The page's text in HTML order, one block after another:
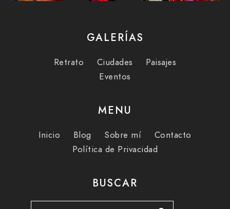
GALERÍAS
Retrato Ciudades
Paisajes
Eventos
MENU
Inicio Blog Sobre mí
Contacto
Política de Privacidad
BUSCAR